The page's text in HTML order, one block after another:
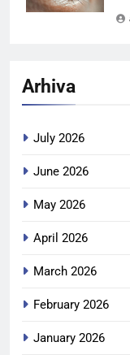
Arhiva
July 2026
June 2026
May 2026
April 2026
March 2026
February 2026
January 2026